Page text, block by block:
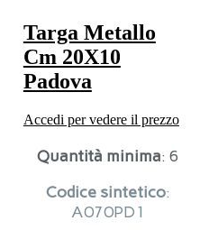
Targa Metallo
Cm 20X10
Padova
Accedi per vedere il prezzo
Quantità minima: 6
Codice sintetico:
A070PD1